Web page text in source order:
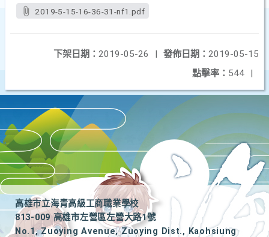
2019-5-15-16-36-31-nf1.pdf
發佈日期： 2019-05-15
下架日期： 2019-05-26
|
點擊率： 544 |
高雄市立海青高級工商職業學校
813-009 高雄市左營區左營大路1號
No.1, Zuoying Avenue, Zuoying Dist., Kaohsiung